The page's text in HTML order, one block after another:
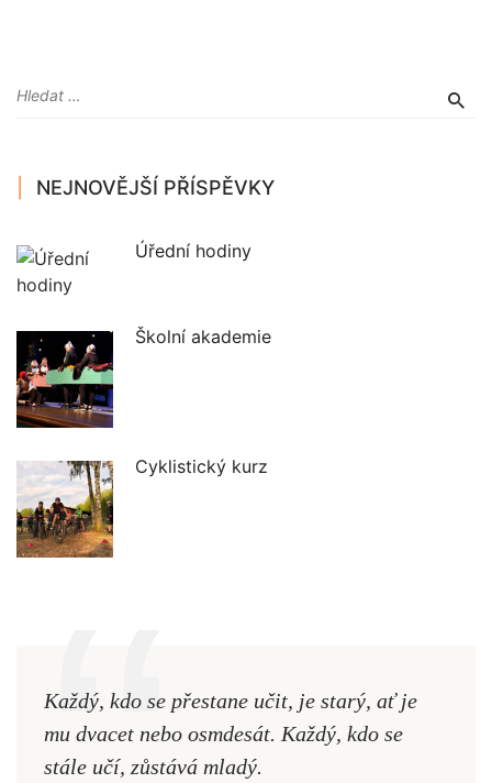
NEJNOVĚJŠÍ PŘÍSPĚVKY
Úřední hodiny
Školní akademie
Cyklistický kurz
Každý, kdo se přestane učit, je starý, ať je
mu dvacet nebo osmdesát. Každý, kdo se
stále učí, zůstává mladý.